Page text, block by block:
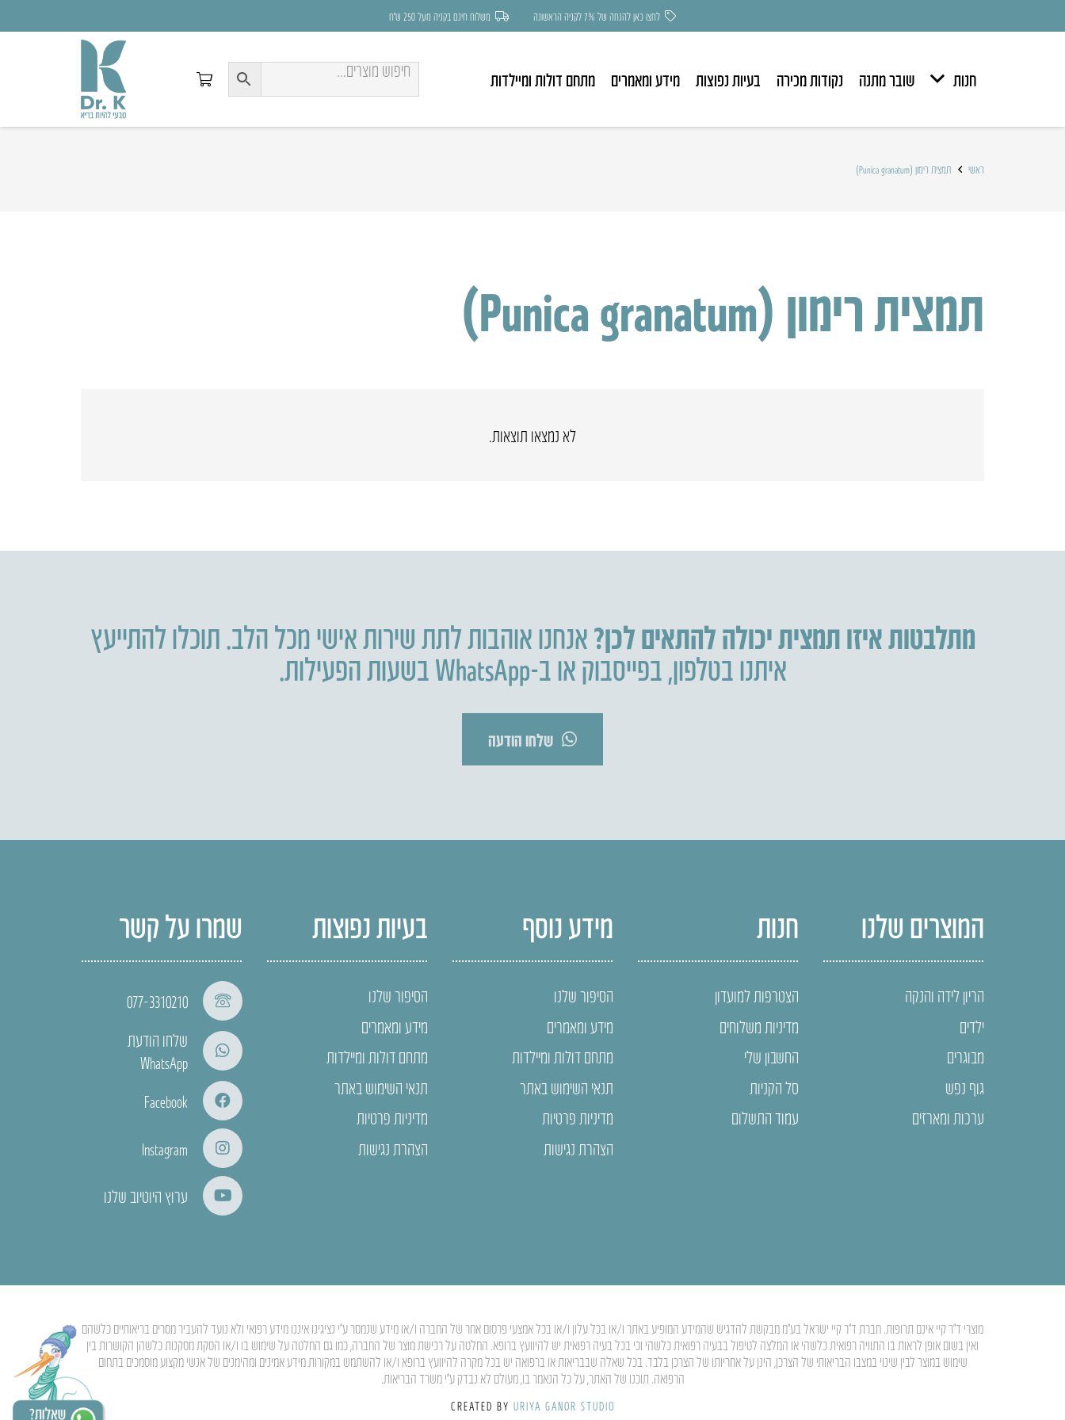
לחצו כאן להנחה של 7% לקניה הראשונה משלוח חינם בקניה מעל 250 ש״ח
חנות שובר מתנה נקודות מכירה בעיות נפוצות מידע ומאמרים מתחם דולות ומיילדות
ראשי תמצית רימון (Punica granatum)
תמצית רימון (Punica granatum)
לא נמצאו תוצאות.
מתלבטות איזו תמצית יכולה להתאים לכן?אנחנו אוהבות לתת שירות אישי מכל הלב. תוכלו להתייעץ
איתנו בטלפון,בפייסבוק או ב-WhatsApp בשעות הפעילות.
שלחו הודעה
המוצרים שלנו
הריון לידה והנקה
ילדים
מבוגרים
גוף נפש
ערכות ומארזים
חנות
הצטרפות למועדון
מדיניות משלוחים
החשבון שלי
סל הקניות
עמוד התשלום
מידע נוסף
הסיפור שלנו
מידע ומאמרים
מתחם דולות ומיילדות
תנאי השימוש באתר
מדיניות פרטיות
הצהרת נגישות
בעיות נפוצות
הסיפור שלנו
מידע ומאמרים
מתחם דולות ומיילדות
תנאי השימוש באתר
מדיניות פרטיות
הצהרת נגישות
שמרו על קשר
077-3310210
שלחו הודעת
WhatsApp
Facebook
Instagram
ערוץ היוטיוב שלנו
מוצרי ד”ר קיי אינם תרופות. חברת ד”ר קיי ישראל בע”מ מבקשת להדגיש שהמידע המופיע באתר ו/או בכל עלון ו/או בכל אמצעי פרסום אחר של החברה ו/או מידע שנמסר ע”י נציגינו איננו מידע רפואי ולא נועד להעביר מסרים בריאותיים כלשהם
ואין בשום אופן לראות בו התוויה רפואית כלשהי או המלצה לטיפול בבעיה רפואית כלשהי וכי בכל בעיה רפואית יש להיוועץ ברופא. החלטה על רכישת מוצר של החברה, כמו גם החלטה על שימוש בו ו/או הסקת מסקנות כלשהן הקושרות בין
שימוש במוצר לבין שינוי במצבו הבריאותי של הצרכן, הינן על אחריותו של הצרכן בלבד. בכל שאלה שבבריאות או ברפואה יש בכל מקרה להיוועץ ברופא ו/או להשתמש במקורות מידע אמינים ומהימנים של אנשי מקצוע מוסמכים בתחום
הרפואה. תוכנו של האתר, על כל הנאמר בו, מעולם לא נבדק ע”י משרד הבריאות.
CREATED BY URIYA GANOR STUDIO